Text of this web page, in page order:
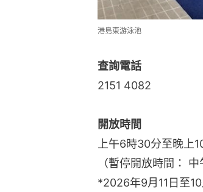
（暫停開放時間：
*2026年9月11日至10
清潔日
星期三進行大清潔，
地址：香港西灣河鯉